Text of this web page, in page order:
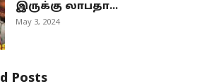
இருக்கு லாபதா...
May 3, 2024
Posts